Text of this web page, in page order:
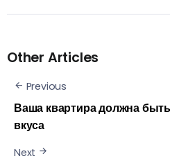
Other Articles
Previous
Ваша квартира должна
вкуса
Next